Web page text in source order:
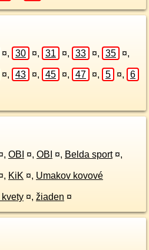
¤, 30 ¤, 31 ¤, 33 ¤, 35 ¤,
¤, 43 ¤, 45 ¤, 47 ¤, 5 ¤, 6
, OBI ¤, OBI ¤, Belda sport ¤,
, KiK ¤, Umakov kovové
kvety ¤, žiaden ¤